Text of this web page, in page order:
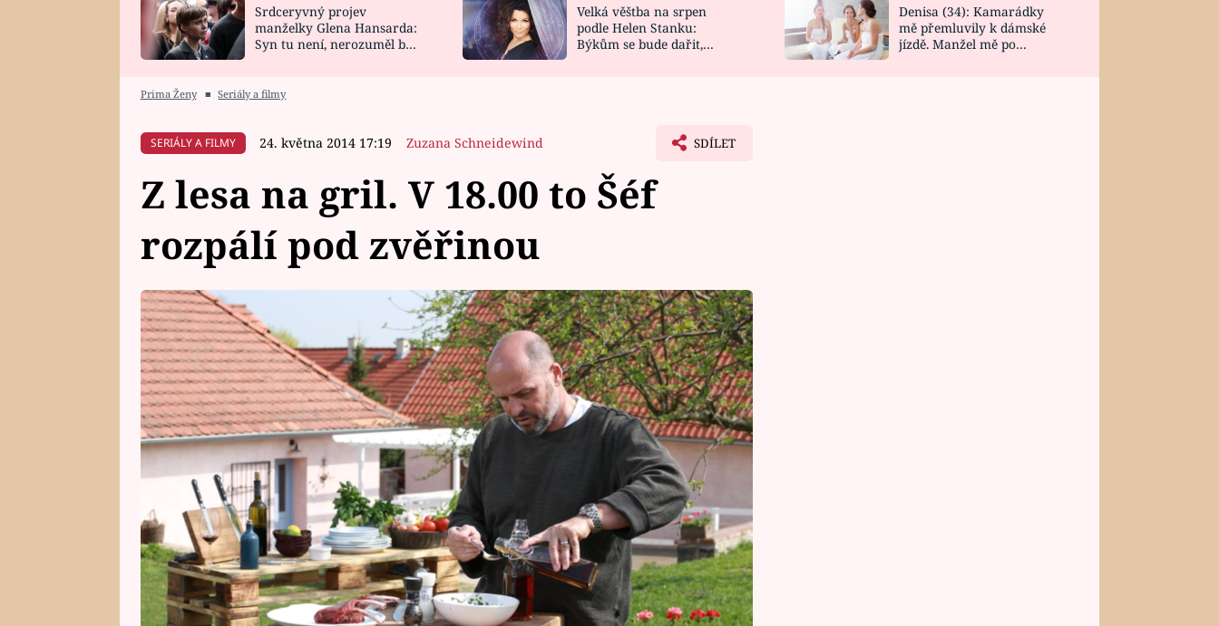
HOROSKOP NA
CELEBRITY
VAŘENÍ
NOVINKY
VIDEORECEPTY
DESIGN
Srdceryvný projev
manželky Glena Hansarda:
Syn tu není, nerozuměl by
Velká věštba na srpen
podle Helen Stanku:
Býkům se bude dařit,
Denisa (34): Kamarádky
mě přemluvily k dámské
jízdě. Manžel mě po
Prima Ženy ■ Seriály a filmy
SERIÁLY A FILMY 24. května 2014 17:19 Zuzana Schneidewind SDÍLET
Z lesa na gril. V 18.00 to Šéf
rozpálí pod zvěřinou